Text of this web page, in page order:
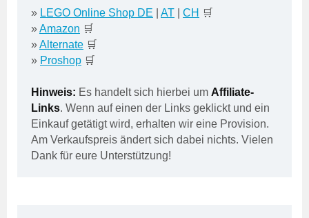
» LEGO Online Shop DE AT CH 🛒
»Amazon 🛒
»Alternate 🛒
» Proshop 🛒
Hinweis: Es handelt sich hierbei um Affiliate-
Links. Wenn auf einen der Links geklickt und ein
Einkauf getätigt wird, erhalten wir eine Provision.
Am Verkaufspreis ändert sich dabei nichts. Vielen
Dank für eure Unterstützung!